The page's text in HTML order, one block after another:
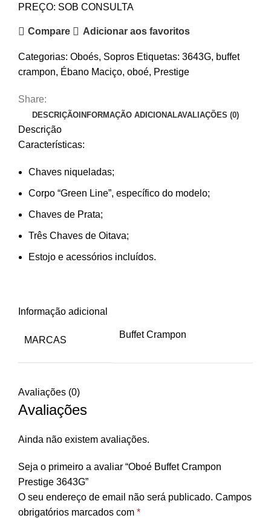
PREÇO: SOB CONSULTA
Compare Adicionar aos favoritos
Categorias: Oboés, Sopros Etiquetas: 3643G, buffet
crampon, Ébano Maciço, oboé, Prestige
Share:
DESCRIÇÃOINFORMAÇÃO ADICIONALAVALIAÇÕES (0)
Descrição
Características:
Chaves niqueladas;
Corpo “Green Line”, específico do modelo;
Chaves de Prata;
Três Chaves de Oitava;
Estojo e acessórios incluídos.
Informação adicional
MARCAS
Buffet Crampon
Avaliações (0)
Avaliações
Ainda não existem avaliações.
Seja o primeiro a avaliar “Oboé Buffet Crampon
Prestige 3643G”
O seu endereço de email não será publicado. Campos
obrigatórios marcados com *